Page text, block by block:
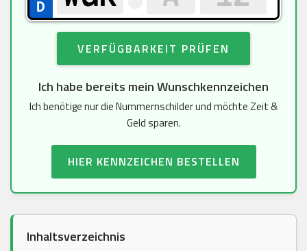
VERFÜGBARKEIT PRÜFEN
Ich habe bereits mein Wunschkennzeichen
Ich benötige nur die Nummernschilder und möchte Zeit &
Geld sparen.
HIER KENNZEICHEN BESTELLEN
Inhaltsverzeichnis